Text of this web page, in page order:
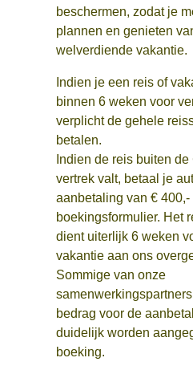
beschermen, zodat je
plannen en genieten
welverdiende vakantie.
Indien je een reis of
binnen 6 weken voor
verplicht de gehele
betalen.
Indien de reis buiten
vertrek valt, betaal je
aanbetaling van € 400,-
boekingsformulier. Het
dient uiterlijk 6 weken
vakantie aan ons
Sommige van onze
bedrag voor de
duidelijk worden
boeking.